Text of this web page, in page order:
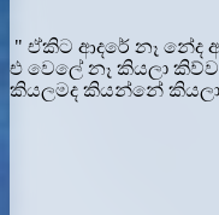
" ඒකිට ආදරේ නෑ නේද
එ වෙලේ නෑ කියලා
කියලමද කියන්නේ